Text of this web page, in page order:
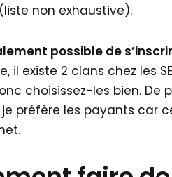
non exhaustive).
possible de
il existe 2 clans chez les
choisissez-les bien. De
je préfère les payants car